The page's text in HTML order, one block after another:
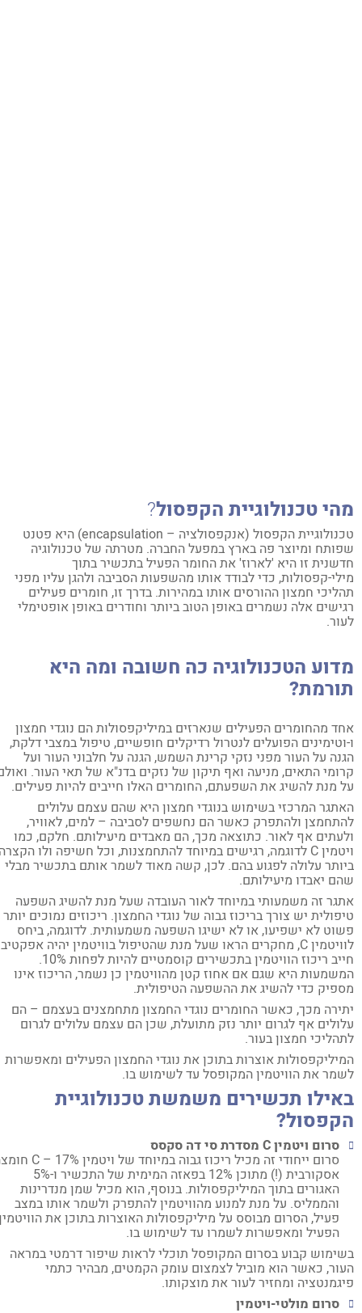
טכנולוגיית הקפסול?
טכנולוגיית הקפסול (אנקפסולציה – encapsulation) היא פטנט
ומיוצר פה בארץ במפעל החברה. מטרתה של טכנולוגיה
זו היא 'לארוז' את החומר הפעיל בתכשיר בתוך
קפסולות, כדי לבודד אותו מהשפעות הסביבה ולהגן עליו מפני
חמצון ההורסים אותו במהירות. בדרך זו, חומרים פעילים
אלה נשמרים באופן הטוב ביותר וחודרים באופן אופטימלי
הטכנולוגיה כה חשובה ומה היא
מהחומרים הפעילים שנארזים במיליקפסולות הם נוגדי חמצון
הפועלים לנטרול רדיקלים חופשיים, טיפול במצבי דלקת,
על העור מפני נזקי קרינת השמש, הגנה על חלבוני העור ועל
התאים, מניעה ואף תיקון של נזקים בדנ"א של תאי העור. ואולם,
מנת להשיג את השפעתם, החומרים האלו חייבים להיות פעילים.
המרכזי בשימוש בנוגדי חמצון היא שהם עצמם עלולים
ולהתפרק כאשר הם נחשפים לסביבה – למים, לאוויר,
אף לאור. כתוצאה מכך, הם מאבדים מיעילותם. חלקם, כמו
ויטמין C לדוגמה, רגישים במיוחד להתחמצנות, וכל חשיפה ולו הקצרה
עלולה לפגוע בהם. לכן, קשה מאוד לשמר אותם בתכשיר מבלי
יאבדו מיעילותם.
זה משמעותי במיוחד לאור העובדה שעל מנת להשיג השפעה
יש צורך בריכוז גבוה של נוגדי החמצון. ריכוזים נמוכים יותר
לא ישפיעו, או לא ישיגו השפעה משמעותית. לדוגמה, ביחס
לוויטמין C, מחקרים הראו שעל מנת שהטיפול בוויטמין יהיה אפקטיבי
חייב ריכוז הוויטמין בתכשירים קוסמטיים להיות לפחות 10%.
היא שגם אם אחוז קטן מהוויטמין כן נשמר, הריכוז אינו
כדי להשיג את ההשפעה הטיפולית.
מכך, כאשר החומרים נוגדי החמצון מתחמצנים בעצמם – הם
אף לגרום יותר נזק מתועלת, שכן הם עצמם עלולים לגרום
חמצון בעור.
אוצרות בתוכן את נוגדי החמצון הפעילים ומאפשרות
את הוויטמין המקופסל עד לשימוש בו.
תכשירים משמשת טכנולוגיית
סרום ויטמיןCמסדרת סי דה סקסס
סרום ייחודי זה מכיל ריכוז גבוה במיוחד של ויטמין C – 17% חומצה
אסקורבית (!) מתוכן 12% בפאזה המימית של התכשיר ו-5%
האגורים בתוך המיליקפסולות. בנוסף, הוא מכיל שמן מנדרינות
והממליס. על מנת למנוע מהוויטמין להתפרק ולשמר אותו במצב
פעיל, הסרום מבוסס על מיליקפסולות האוצרות בתוכן את הוויטמין
הפעיל ומאפשרות לשמרו עד לשימוש בו.
קבוע בסרום המקופסל תוכלי לראות שיפור דרמטי במראה
כאשר הוא מוביל לצמצום עומק הקמטים, מבהיר כתמי
ומחזיר לעור את מוצקותו.
סרום מולטי-ויטמין